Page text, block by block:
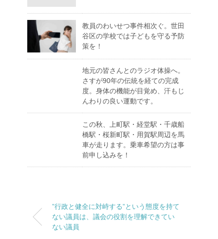
教員のわいせつ事件相次ぐ。世田
谷区の学校では子どもを守る予防
策を！
地元の皆さんとのラジオ体操へ。
さすが90年の伝統を経ての完成
度。身体の機能が目覚め、汗もじ
んわりの良い運動です。
この秋、上町駅・経堂駅・千歳船
橋駅・桜新町駅・用賀駅周辺を馬
車が走ります。乗車希望の方は事
前申し込みを！
”行政と健全に対峙する”という態度を持て
ない議員は、議会の役割を理解できてい
ない議員